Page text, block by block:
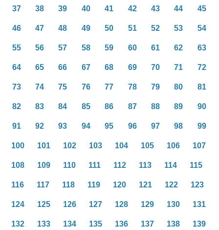
37 38 39 40 41 42 43 44 45
46 47 48 49 50 51 52 53 54
55 56 57 58 59 60 61 62 63
64 65 66 67 68 69 70 71 72
73 74 75 76 77 78 79 80 81
82 83 84 85 86 87 88 89 90
91 92 93 94 95 96 97 98 99
100 101 102 103 104 105 106 107
108 109 110 111 112 113 114 115
116 117 118 119 120 121 122 123
124 125 126 127 128 129 130 131
132 133 134 135 136 137 138 139